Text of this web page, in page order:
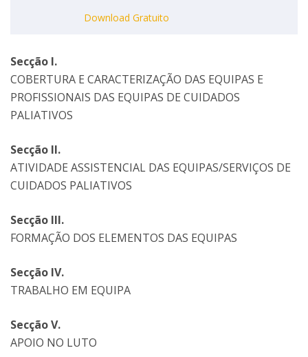
Download Gratuito
Secção I.
COBERTURA E CARACTERIZAÇÃO DAS EQUIPAS E
PROFISSIONAIS DAS EQUIPAS DE CUIDADOS
PALIATIVOS
Secção II.
ATIVIDADE ASSISTENCIAL DAS EQUIPAS/SERVIÇOS DE
CUIDADOS PALIATIVOS
Secção III.
FORMAÇÃO DOS ELEMENTOS DAS EQUIPAS
Secção IV.
TRABALHO EM EQUIPA
Secção V.
APOIO NO LUTO